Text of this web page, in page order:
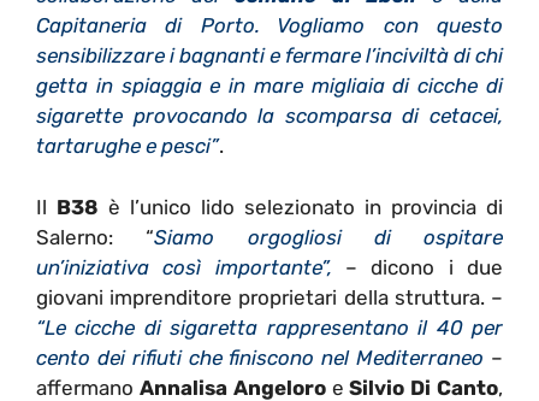
Capitaneria di Porto. Vogliamo con questo
sensibilizzare i bagnanti e fermare l’inciviltà di chi
getta in spiaggia e in mare migliaia di cicche di
sigarette provocando la scomparsa di cetacei,
tartarughe e pesci”.
Il B38 è l’unico lido selezionato in provincia di
Salerno: “Siamo orgogliosi di ospitare
un’iniziativa così importante”, – dicono i due
giovani imprenditore proprietari della struttura. –
“Le cicche di sigaretta rappresentano il 40 per
cento dei rifiuti che finiscono nel Mediterraneo –
affermano Annalisa AngeloroeSilvio Di Canto,